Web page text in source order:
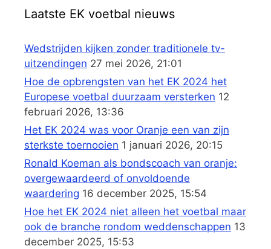
Laatste EK voetbal nieuws
Wedstrijden kijken zonder traditionele tv-
uitzendingen 27 mei 2026, 21:01
Hoe de opbrengsten van het EK 2024 het
Europese voetbal duurzaam versterken 12
februari 2026, 13:36
Het EK 2024 was voor Oranje een van zijn
sterkste toernooien 1 januari 2026, 20:15
Ronald Koeman als bondscoach van oranje:
overgewaardeerd of onvoldoende
waardering 16 december 2025, 15:54
Hoe het EK 2024 niet alleen het voetbal maar
ook de branche rondom weddenschappen 13
december 2025, 15:53